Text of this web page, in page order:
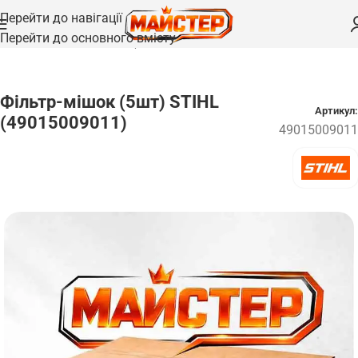
Перейти до навігації
Перейти до основного вмісту
Головна /Запчастини/Фільтри
Фільтр-мішок (5шт) STIHL
(49015009011)
Артикул:
49015009011